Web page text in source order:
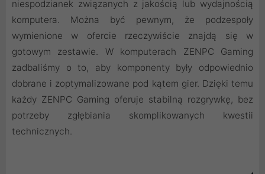
niespodzianek związanych z jakością lub wydajnością
komputera. Można być pewnym, że podzespoły
wymienione w ofercie rzeczywiście znajdą się w
gotowym zestawie. W komputerach ZENPC Gaming
zadbaliśmy o to, aby komponenty były odpowiednio
dobrane i zoptymalizowane pod kątem gier. Dzięki temu
każdy ZENPC Gaming oferuje stabilną rozgrywkę, bez
potrzeby zgłębiania skomplikowanych kwestii
technicznych.